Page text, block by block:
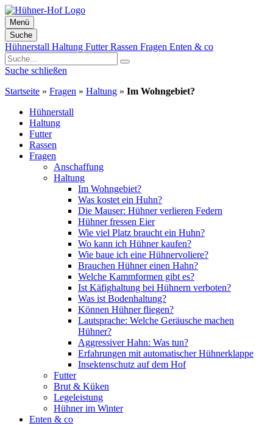
Menü
Suche
Zum
Inhalt
springen
Hühnerstall Haltung FutterRassen Fragen Enten & co
Suche schließen
Startseite » Fragen » Haltung » Im Wohngebiet?
Hühnerstall
Haltung
Futter
Rassen
Fragen
Anschaffung
Haltung
Im Wohngebiet?
Was kostet ein Huhn?
Die Mauser: Hühner verlieren Federn
Hühner fressen Eier
Wie viel Platz braucht ein Huhn?
Wo kann ich Hühner kaufen?
Wie baue ich eine Hühnervoliere?
Brauchen Hühner einen Hahn?
Welche Kammformen gibt es?
Ist Käfighaltung bei Hühnern verboten?
Was ist Bodenhaltung?
Können Hühner fliegen?
Lautsprache: Welche Geräusche machen
Hühner?
Aggressiver Hahn: Was tun?
Erfahrungen mit automatischer Hühnerklappe
Insektenschutz auf dem Hof
Futter
Brut & Küken
Legeleistung
Hühner im Winter
Enten & co